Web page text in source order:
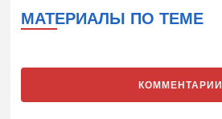
МАТЕРИАЛЫ ПО ТЕМЕ
КОММЕНТАРИИ